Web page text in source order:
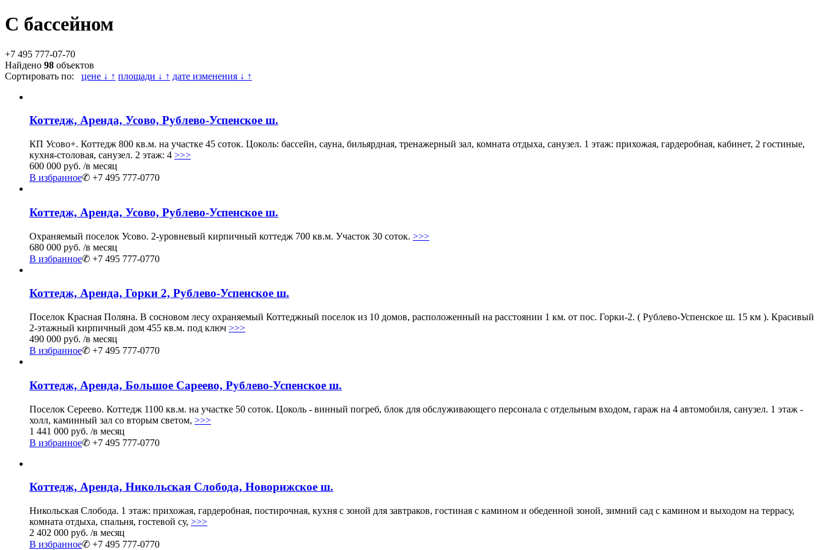
С бассейном
+7 495 777-07-70
Найдено 98 объектов
Сортировать по: цене ↓ ↑ площади ↓ ↑ дате изменения ↓ ↑
Коттедж, Аренда, Усово, Рублево-Успенское ш.
КП Усово+. Коттедж 800 кв.м. на участке 45 соток. Цоколь: бассейн, сауна, бильярдная, тренажерный зал, комната отдыха, санузел. 1 этаж: прихожая, гардеробная, кабинет, 2 гостиные,
кухня-столовая, санузел. 2 этаж: 4 >>>
600 000 руб. /в месяц
В избранное✆ +7 495 777-0770
Коттедж, Аренда, Усово, Рублево-Успенское ш.
Охраняемый поселок Усово. 2-уровневый кирпичный коттедж 700 кв.м. Участок 30 соток. >>>
680 000 руб. /в месяц
В избранное✆ +7 495 777-0770
Коттедж, Аренда, Горки 2, Рублево-Успенское ш.
Поселок Красная Поляна. В сосновом лесу охраняемый Коттеджный поселок из 10 домов, расположенный на расстоянии 1 км. от пос. Горки-2. ( Рублево-Успенское ш. 15 км ). Красивый
2-этажный кирпичный дом 455 кв.м. под ключ >>>
490 000 руб. /в месяц
В избранное✆ +7 495 777-0770
Коттедж, Аренда, Большое Сареево, Рублево-Успенское ш.
Поселок Сереево. Коттедж 1100 кв.м. на участке 50 соток. Цоколь - винный погреб, блок для обслуживающего персонала с отдельным входом, гараж на 4 автомобиля, санузел. 1 этаж -
холл, каминный зал со вторым светом, >>>
1 441 000 руб. /в месяц
В избранное✆ +7 495 777-0770
Коттедж, Аренда, Никольская Слобода, Новорижское ш.
Никольская Слобода. 1 этаж: прихожая, гардеробная, постирочная, кухня с зоной для завтраков, гостиная с камином и обеденной зоной, зимний сад с камином и выходом на террасу,
комната отдыха, спальня, гостевой су, >>>
2 402 000 руб. /в месяц
В избранное✆ +7 495 777-0770